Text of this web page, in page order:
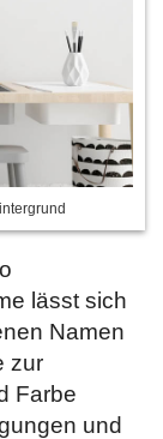
lässt sich
Namen
zur
Farbe
und